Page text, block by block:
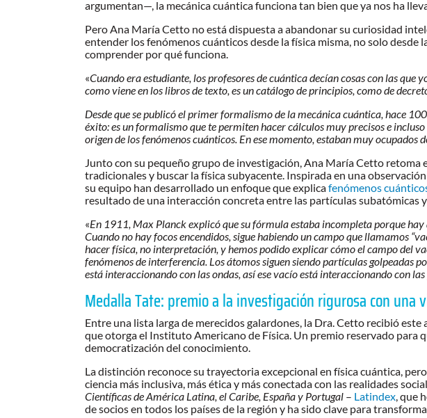
argumentan—, la mecánica cuántica funciona tan bien que ya nos ha
Pero Ana María Cetto no está dispuesta a abandonar su curiosidad
entender los fenómenos cuánticos desde la física misma, no solo
comprender por qué funciona.
«Cuando era estudiante, los profesores de cuántica decían cosas con las
como viene en los libros de texto, es un catálogo de principios, como de
Desde que se publicó el primer formalismo de la mecánica cuántica, hace
éxito: es un formalismo que te permiten hacer cálculos muy precisos e
origen de los fenómenos cuánticos. En ese momento, estaban muy
Junto con su pequeño grupo de investigación, Ana María Cetto
tradicionales y buscar la física subyacente. Inspirada en una
su equipo han desarrollado un enfoque que explicafenómenos
resultado de una interacción concreta entre las partículas subatómicas
«En 1911, Max Planck explicó que su fórmula estaba incompleta porque
Cuando no hay focos encendidos, sigue habiendo un campo que llamamos
hacer física, no interpretación, y hemos podido explicar cómo el campo del
fenómenos de interferencia. Los átomos siguen siendo partículas golpeadas
está interaccionando con las ondas, así ese vacío está interaccionando con
Medalla Tate: premio a la investigación rigurosa con una
Entre una lista larga de merecidos galardones, la Dra. Cetto recibió
que otorga el Instituto Americano de Física. Un premio reservado para
democratización del conocimiento.
La distinción reconoce su trayectoria excepcional en física cuántica,
ciencia más inclusiva, más ética y más conectada con las realidades
Científicas de América Latina, el Caribe, España y Portugal – Latindex, que
de socios en todos los países de la región y ha sido clave para